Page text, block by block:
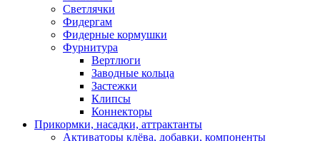
Светлячки
Фидергам
Фидерные кормушки
Фурнитура
Вертлюги
Заводные кольца
Застежки
Клипсы
Коннекторы
Прикормки, насадки, аттрактанты
Активаторы клёва, добавки, компоненты